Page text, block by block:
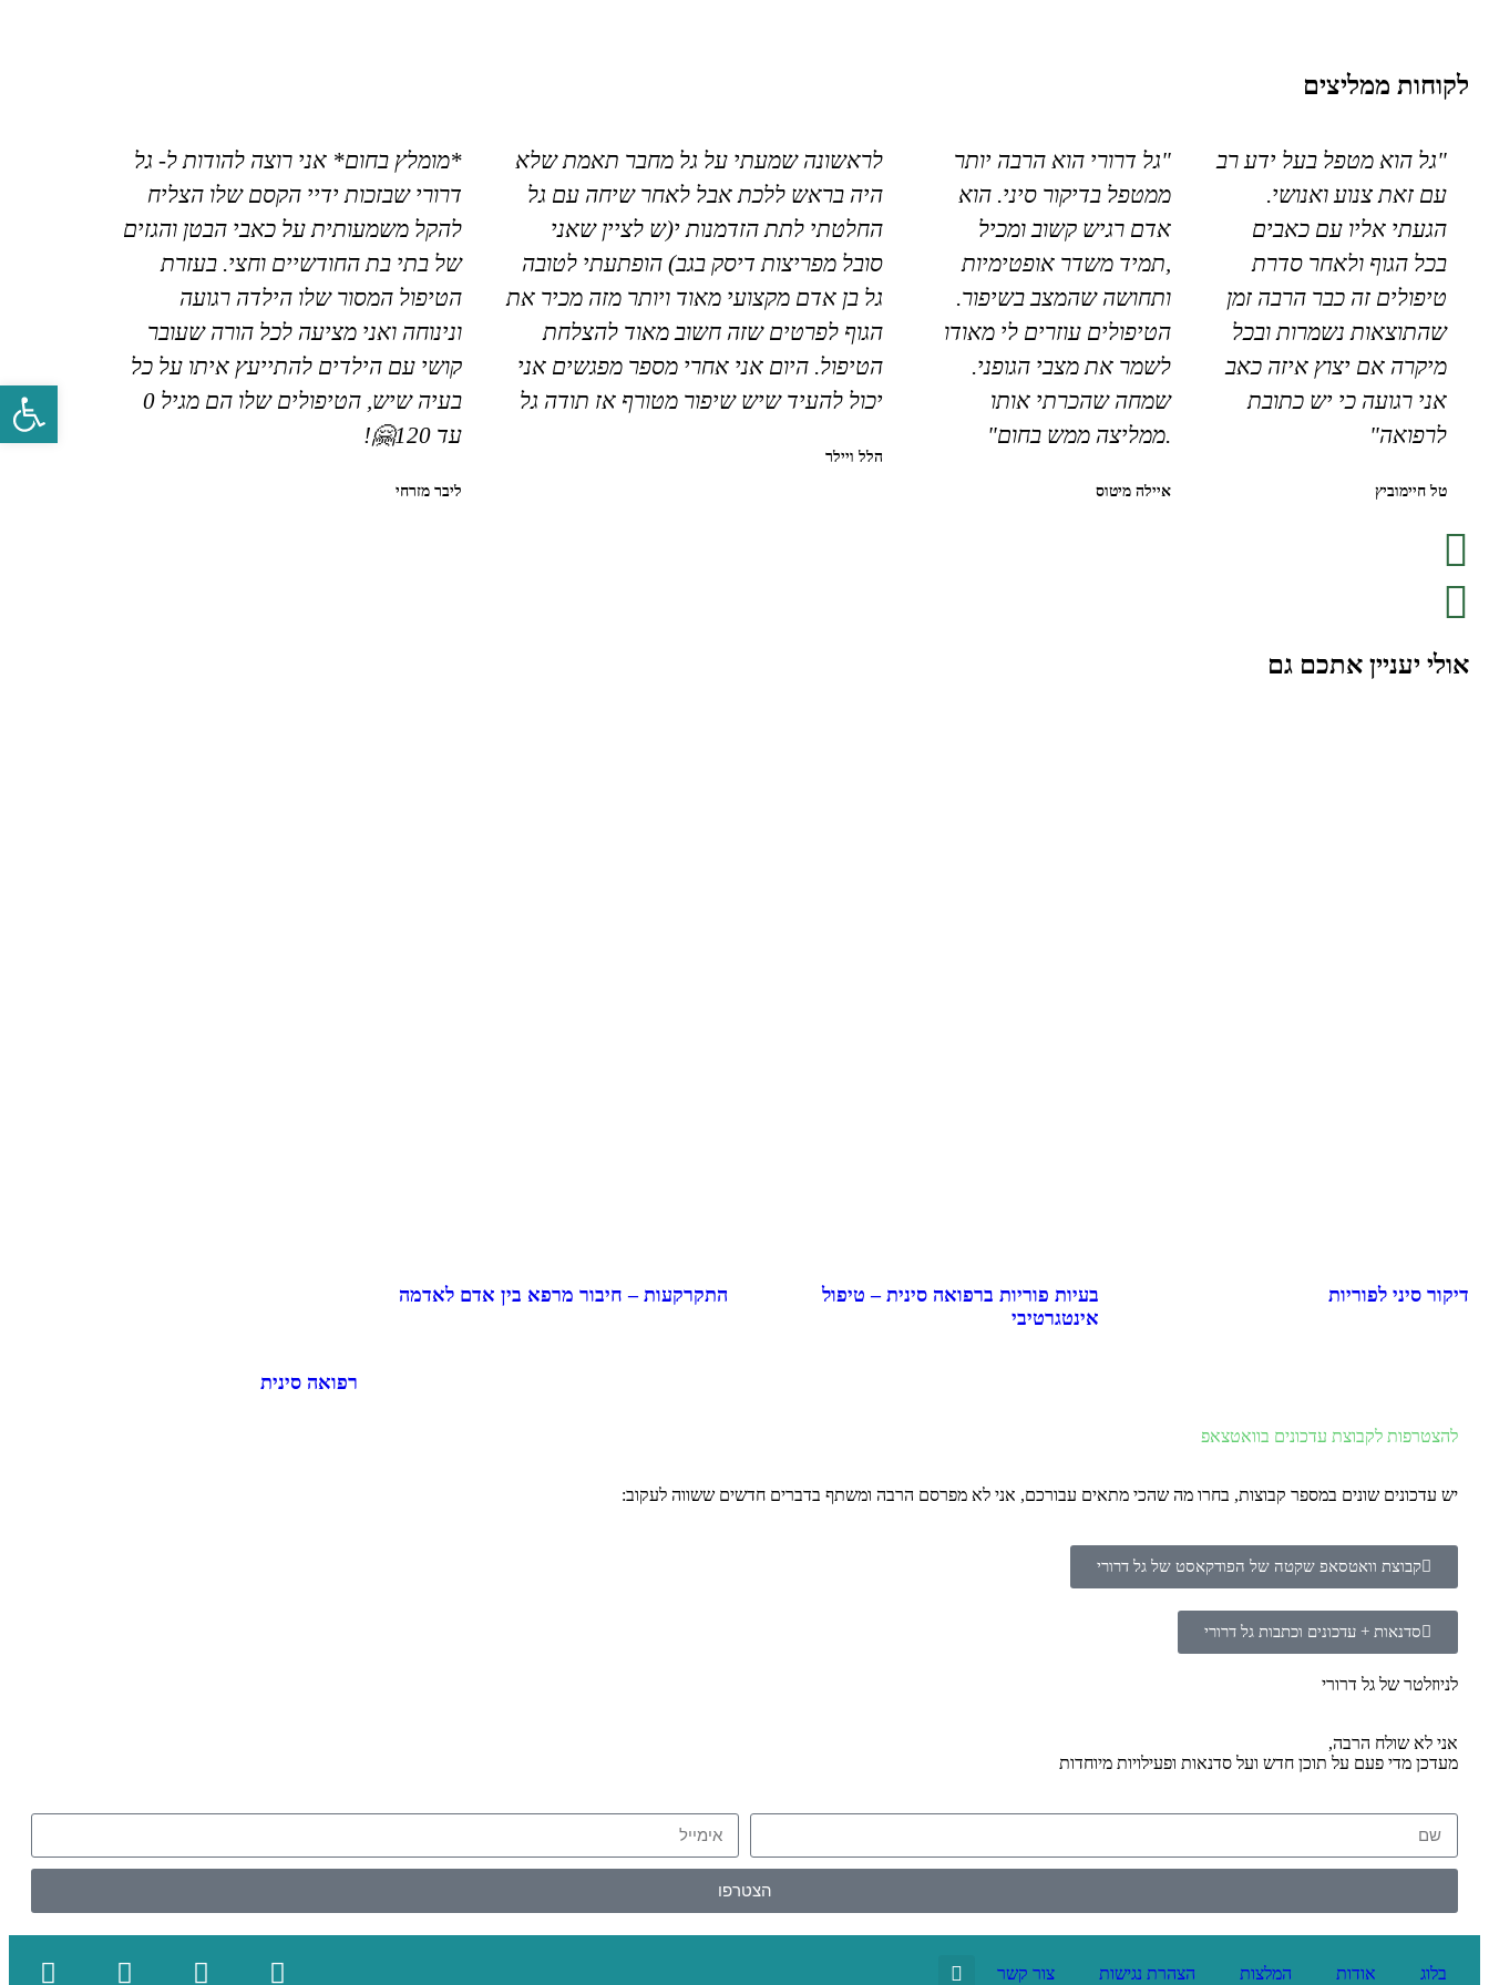
לקוחות ממליצים
"גל הוא מטפל בעל ידע רב
עם זאת צנוע ואנושי.
הגעתי אליו עם כאבים
בכל הגוף ולאחר סדרת
טיפולים זה כבר הרבה זמן
שהתוצאות נשמרות ובכל
מיקרה אם יצוץ איזה כאב
אני רגועה כי יש כתובת
לרפואה"
טל חיימוביץ
"גל דרורי הוא הרבה יותר
ממטפל בדיקור סיני. הוא
אדם רגיש קשוב ומכיל
,תמיד משדר אופטימיות
ותחושה שהמצב בשיפור.
הטיפולים עוזרים לי מאודו
לשמר את מצבי הגופני.
שמחה שהכרתי אותו
.ממליצה ממש בחום"
איילה מיטוס
לראשונה שמעתי על גל מחבר תאמת שלא
היה בראש ללכת אבל לאחר שיחה עם גל
החלטתי לתת הזדמנות י(ש לציין שאני
סובל מפריצות דיסק בגב) הופתעתי לטובה
גל בן אדם מקצועי מאוד ויותר מזה מכיר את
הגוף לפרטים שזה חשוב מאוד להצלחת
הטיפול. היום אני אחרי מספר מפגשים אני
יכול להעיד שיש שיפור מטורף אז תודה גל
הלל ויילר
*מומלץ בחום* אני רוצה להודות ל- גל
דרורי שבזכות ידיי הקסם שלו הצליח
להקל משמעותית על כאבי הבטן והגזים
של בתי בת החודשיים וחצי. בעזרת
הטיפול המסור שלו הילדה רגועה
ונינוחה ואני מציעה לכל הורה שעובר
קושי עם הילדים להתייעץ איתו על כל
בעיה שיש, הטיפולים שלו הם מגיל 0
עד 120🤗!
ליבר מזרחי
אולי יעניין אתכם גם
דיקור סיני לפוריות
בעיות פוריות ברפואה סינית – טיפול
אינטגרטיבי
התקרקעות – חיבור מרפא בין אדם לאדמה
רפואה סינית
להצטרפות לקבוצת עדכונים בוואטצאפ
יש עדכונים שונים במספר קבוצות, בחרו מה שהכי מתאים עבורכם, אני לא מפרסם הרבה ומשתף בדברים חדשים ששווה לעקוב:
קבוצת וואטסאפ שקטה של הפודקאסט של גל דרורי
סדנאות + עדכונים וכתבות גל דרורי
לניוזלטר של גל דרורי
אני לא שולח הרבה,
מעדכן מדי פעם על תוכן חדש ועל סדנאות ופעילויות מיוחדות
הצטרפו
בלוג אודות המלצות הצהרת נגישות צור קשר
פתח